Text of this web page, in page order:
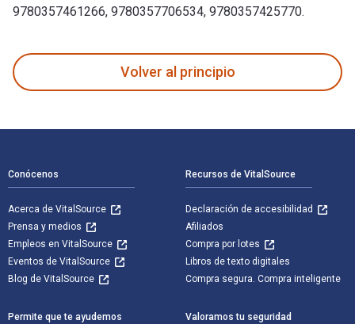
9780357461266, 9780357706534, 9780357425770.
Volver al principio
Conócenos
Acerca de VitalSource
Prensa y medios
Empleos en VitalSource
Eventos de VitalSource
Blog de VitalSource
Recursos de VitalSource
Declaración de accesibilidad
Afiliados
Compra por lotes
Libros de texto digitales
Compra segura. Compra inteligente
Permite que te ayudemos Valoramos tu seguridad